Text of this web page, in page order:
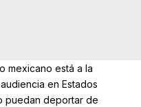
mexicano está a la
en Estados
puedan deportar de